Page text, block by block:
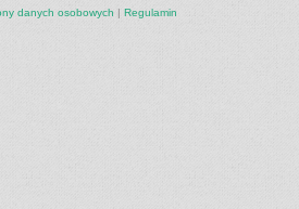
danych osobowych | Regulamin